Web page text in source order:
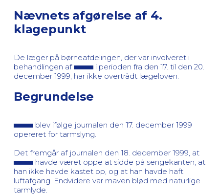
Nævnets afgørelse af 4.
klagepunkt
De læger på børneafdelingen, der var involveret i
behandlingen af
i perioden fra den 17. til den 20.
december 1999, har ikke overtrådt lægeloven.
Begrundelse
blev ifølge journalen den 17. december 1999
opereret for tarmslyng.
Det fremgår af journalen den 18. december 1999, at
havde været oppe at sidde på sengekanten, at
han ikke havde kastet op, og at han havde haft
luftafgang. Endvidere var maven blød med naturlige
tarmlyde.